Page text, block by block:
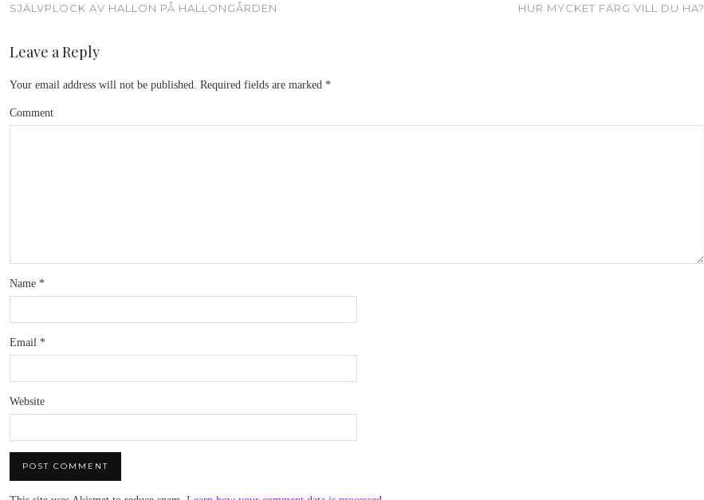
SJÄLVPLOCK AV HALLON PÅ HALLONGÅRDEN
HUR MYCKET FÄRG VILL DU HA?
Leave a Reply
Your email address will not be published. Required fields are marked *
Comment
Name *
Email *
Website